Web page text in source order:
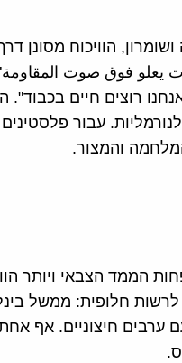
הוויכוח מסונן
فوق صوت
רוצים חיים
עבור
והמצור.
הממד הצבאי ויותר
חלופית: ממשל
ערבים חיצוניים. אף